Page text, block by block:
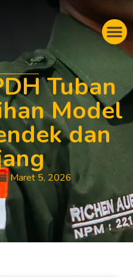
Tuban
Model
dan
Maret 5, 2026